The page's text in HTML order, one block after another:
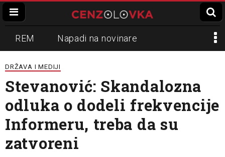
REM Napadi na novinare
Zvučni top
Propaganda Lokalni mediji
Informer Slavko Ćuruvija
DRŽAVA I MEDIJI
Stevanović: Skandalozna
odluka o dodeli frekvencije
Informeru, treba da su
zatvoreni